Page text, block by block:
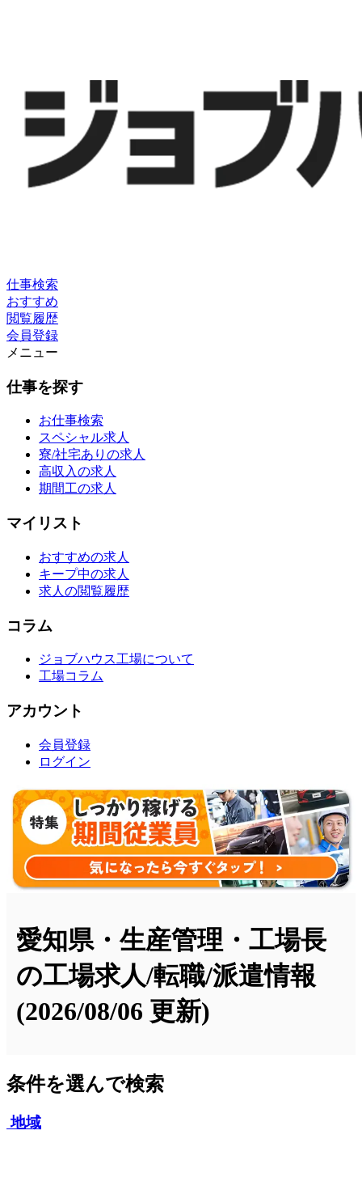
仕事検索
おすすめ
閲覧履歴
会員登録
メニュー
仕事を探す
お仕事検索
スペシャル求人
寮/社宅ありの求人
高収入の求人
期間工の求人
マイリスト
おすすめの求人
キープ中の求人
求人の閲覧履歴
コラム
ジョブハウス工場について
工場コラム
アカウント
会員登録
ログイン
愛知県・生産管理・工場長
の工場求人/転職/派遣情報
(2026/08/06 更新)
条件を選んで検索
地域